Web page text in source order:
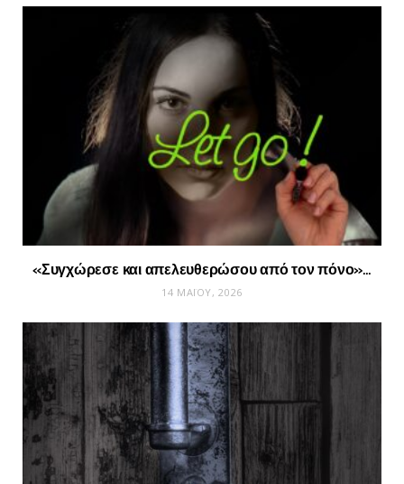
«Συγχώρεσε και απελευθερώσου από τον πόνο»…
14 ΜΑΪ́ΟΥ, 2026